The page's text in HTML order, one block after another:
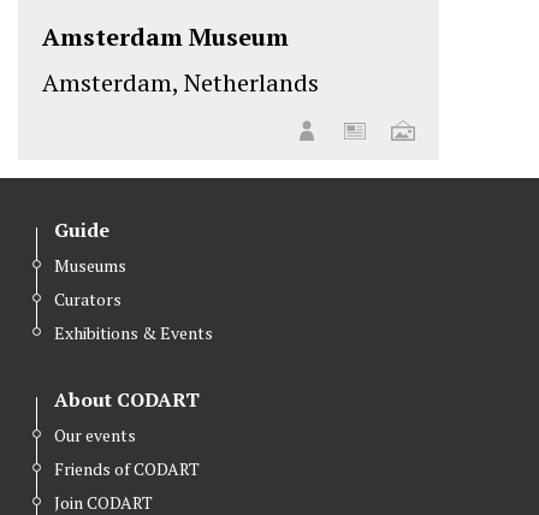
Amsterdam Museum
Amsterdam, Netherlands
Guide
Museums
Curators
Exhibitions & Events
About CODART
Our events
Friends of CODART
Join CODART